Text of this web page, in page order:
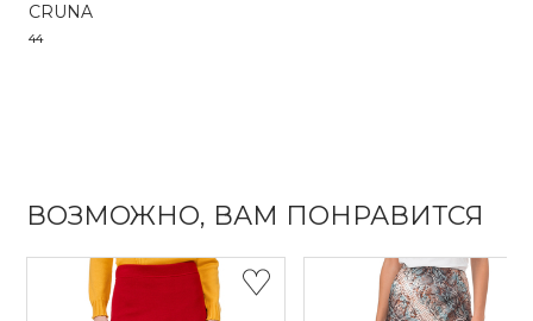
CRUNA
44
ВОЗМОЖНО, ВАМ ПОНРАВИТСЯ